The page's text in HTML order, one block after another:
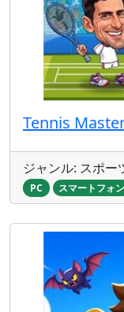
Tennis
ジャンル: スポー
PC スマートフォン